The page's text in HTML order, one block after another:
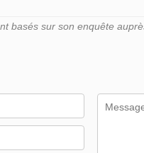
basés sur son enquête